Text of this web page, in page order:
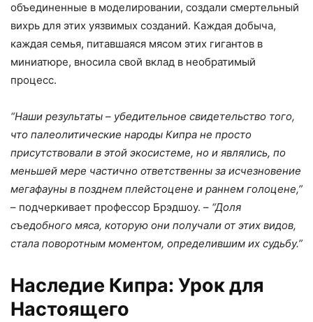
объединенные в моделировании, создали смертельный
вихрь для этих уязвимых созданий. Каждая добыча,
каждая семья, питавшаяся мясом этих гигантов в
миниатюре, вносила свой вклад в необратимый
процесс.
“Наши результаты – убедительное свидетельство того,
что палеолитические народы Кипра не просто
присутствовали в этой экосистеме, но и являлись, по
меньшей мере частично ответственны за исчезновение
мегафауны в позднем плейстоцене и раннем голоцене,”
– подчеркивает профессор Брэдшоу. – “Доля
съедобного мяса, которую они получали от этих видов,
стала поворотным моментом, определившим их судьбу.”
Наследие Кипра: Урок для
Настоящего